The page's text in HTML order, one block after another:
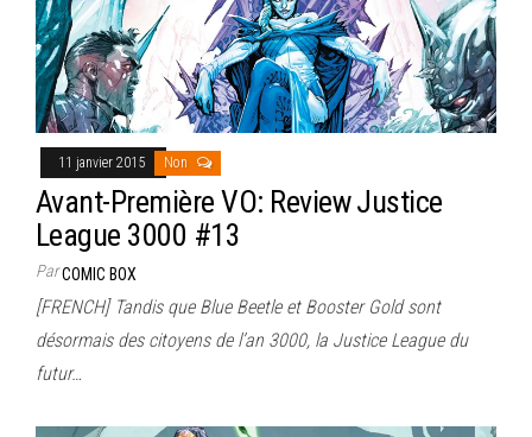
11 janvier 2015 Non
Avant-Première VO: Review Justice
League 3000 #13
ParCOMIC BOX
[FRENCH] Tandis que Blue Beetle et Booster Gold sont
désormais des citoyens de l’an 3000, la Justice League du
futur…